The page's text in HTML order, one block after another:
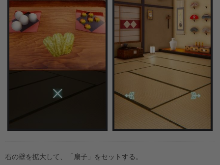
右の壁を拡大して、「扇子」をセットする。